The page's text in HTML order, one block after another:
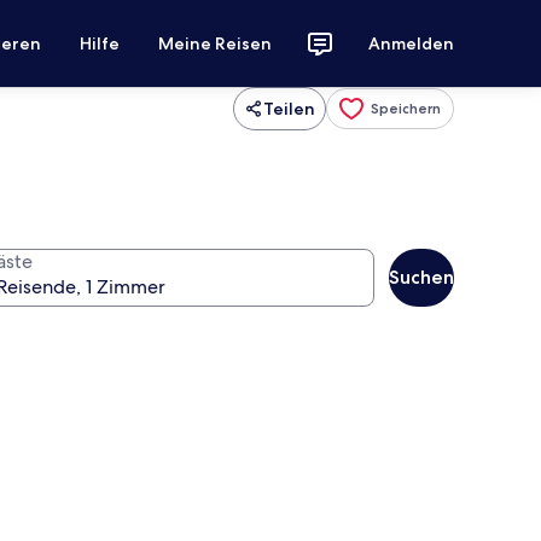
Hilfe Meine Reisen Anmelden
Teilen Speichern
Suchen